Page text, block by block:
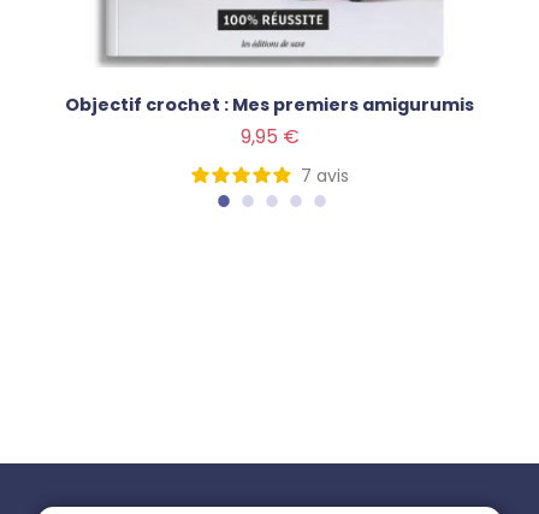
Objectif crochet : Mes premiers amigurumis
9,95 €
7 avis